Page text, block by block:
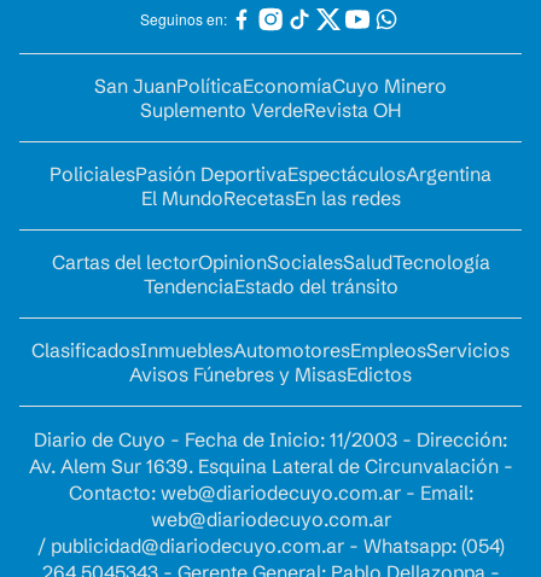
Seguinos en:
San JuanPolíticaEconomíaCuyo Minero
Suplemento VerdeRevista OH
PolicialesPasión DeportivaEspectáculosArgentina
El MundoRecetasEn las redes
Cartas del lectorOpinionSocialesSaludTecnología
TendenciaEstado del tránsito
ClasificadosInmueblesAutomotoresEmpleosServicios
Avisos Fúnebres y MisasEdictos
Diario de Cuyo - Fecha de Inicio: 11/2003 - Dirección:
Av. Alem Sur 1639. Esquina Lateral de Circunvalación -
Contacto: web@diariodecuyo.com.ar- Email:
web@diariodecuyo.com.ar
/ publicidad@diariodecuyo.com.ar- Whatsapp: (054)
264 5045343 - Gerente General: Pablo Dellazoppa -